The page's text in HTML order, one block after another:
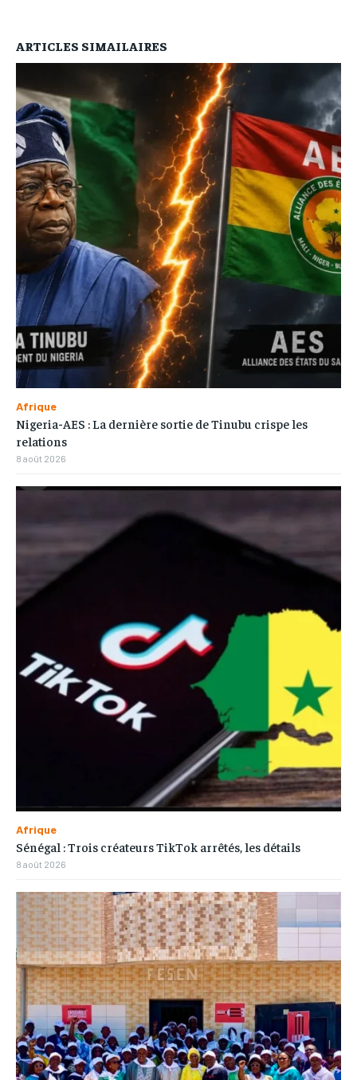
ARTICLES SIMAILAIRES
Afrique
Nigeria-AES : La dernière sortie de Tinubu crispe les
relations
8 août 2026
Afrique
Sénégal : Trois créateurs TikTok arrêtés, les détails
8 août 2026